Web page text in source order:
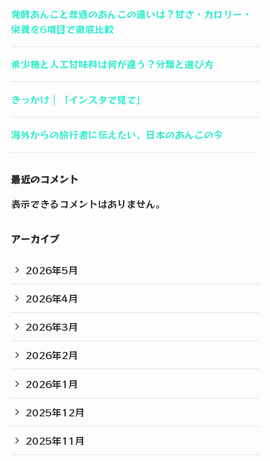
発酵あんこと普通のあんこの違いは？甘さ・カロリー・
栄養を6項目で徹底比較
希少糖と人工甘味料は何が違う？分類と選び方
きっかけ｜「インスタで見て」
海外からの旅行者に伝えたい、日本のあんこの今
最近のコメント
表示できるコメントはありません。
アーカイブ
2026年5月
2026年4月
2026年3月
2026年2月
2026年1月
2025年12月
2025年11月